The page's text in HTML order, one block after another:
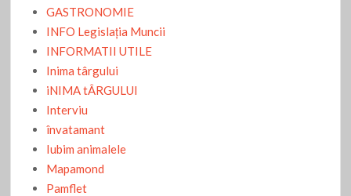
GASTRONOMIE
INFO Legislaţia Muncii
INFORMATII UTILE
Inima târgului
iNIMA tÂRGULUI
Interviu
învatamant
Iubim animalele
Mapamond
Pamflet